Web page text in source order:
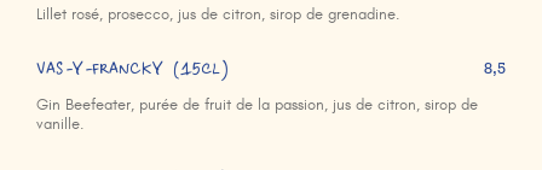
Lillet rosé, prosecco, jus de citron, sirop de grenadine.
VAS-Y-FRANCKY (15cl)
Gin Beefeater, purée de fruit de la passion, jus de citron, sirop de
vanille.
8,5